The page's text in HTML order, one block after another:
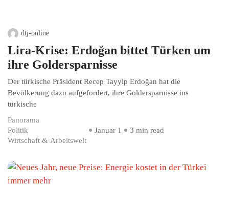
dtj-online
Lira-Krise: Erdoğan bittet Türken um
ihre Goldersparnisse
Der türkische Präsident Recep Tayyip Erdoğan hat die
Bevölkerung dazu aufgefordert, ihre Goldersparnisse ins
türkische
Panorama
Politik
Wirtschaft & Arbeitswelt
Januar 1 3 min read